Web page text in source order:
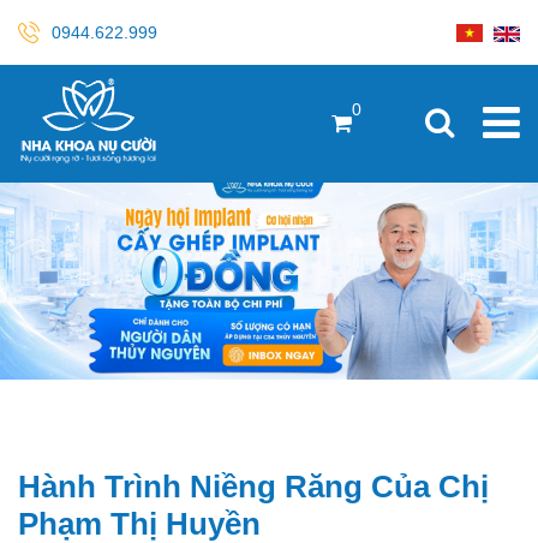
0944.622.999
0
Hành Trình Niềng Răng Của Chị
Phạm Thị Huyền